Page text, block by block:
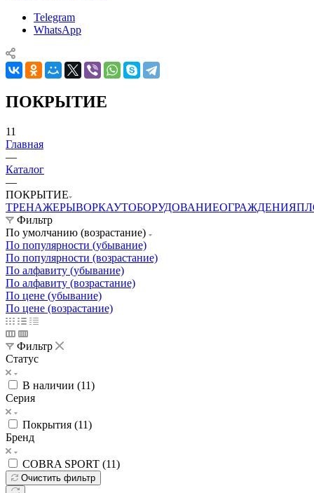
Telegram
WhatsApp
ПОКРЫТИЕ
11
Главная
—
Каталог
—
ПОКРЫТИЕ
ТРЕНАЖЕРЫВОРКАУТОБОРУДОВАНИЕОГРАЖДЕНИЯ
Фильтр
По умолчанию (возрастание)
По популярности (убывание)
По популярности (возрастание)
По алфавиту (убывание)
По алфавиту (возрастание)
По цене (убывание)
По цене (возрастание)
Фильтр
Статус
В наличии (11)
Серия
Покрытия (11)
Бренд
COBRA SPORT (11)
Очистить фильтр